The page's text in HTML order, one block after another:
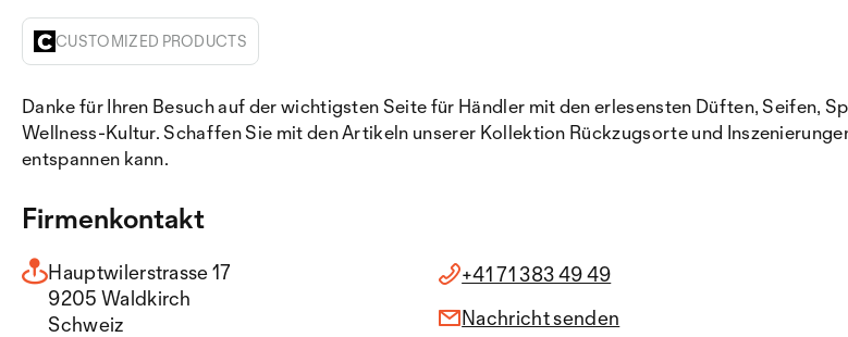
CUSTOMIZED PRODUCTS
Danke für Ihren Besuch auf der wichtigsten Seite für Händler mit den erlesensten Düften, Seifen,
Wellness-Kultur. Schaffen Sie mit den Artikeln unserer Kollektion Rückzugsorte und
entspannen kann.
Firmenkontakt
Hauptwilerstrasse 17
9205 Waldkirch
Schweiz
+41 71 383 49 49
Nachricht senden